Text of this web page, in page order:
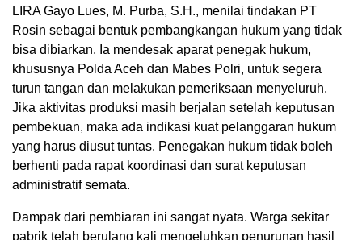
LIRA Gayo Lues, M. Purba, S.H., menilai tindakan PT
Rosin sebagai bentuk pembangkangan hukum yang tidak
bisa dibiarkan. Ia mendesak aparat penegak hukum,
khususnya Polda Aceh dan Mabes Polri, untuk segera
turun tangan dan melakukan pemeriksaan menyeluruh.
Jika aktivitas produksi masih berjalan setelah keputusan
pembekuan, maka ada indikasi kuat pelanggaran hukum
yang harus diusut tuntas. Penegakan hukum tidak boleh
berhenti pada rapat koordinasi dan surat keputusan
administratif semata.
Dampak dari pembiaran ini sangat nyata. Warga sekitar
pabrik telah berulang kali mengeluhkan penurunan hasil